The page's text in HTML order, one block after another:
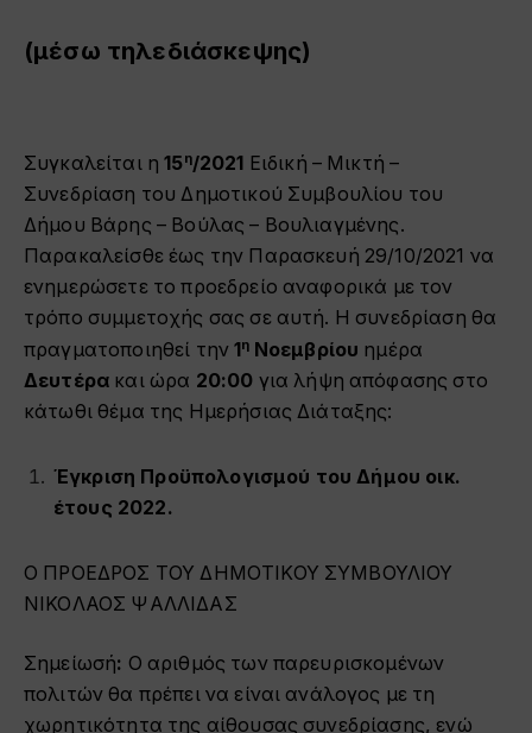
(μέσω τηλεδιάσκεψης)
Συγκαλείται η15η/2021 Ειδική – Μικτή –
Συνεδρίαση του Δημοτικού Συμβουλίου του
Δήμου Βάρης – Βούλας – Βουλιαγμένης.
Παρακαλείσθε έως την Παρασκευή 29/10/2021 να
ενημερώσετε το προεδρείο αναφορικά με τον
τρόπο συμμετοχής σας σε αυτή. Η συνεδρίαση θα
πραγματοποιηθεί την1 η Νοεμβρίου ημέρα
Δευτέρα και ώρα 20:00 για λήψη απόφασης στο
κάτωθι θέμα της Ημερήσιας Διάταξης:
Έγκριση Προϋπολογισμού του Δήμου οικ.
έτους 2022.
O ΠΡΟΕΔΡΟΣ ΤΟΥ ΔΗΜΟΤΙΚΟΥ ΣΥΜΒΟΥΛΙΟΥ
NIKOΛΑΟΣ ΨΑΛΛΙΔΑΣ
Σημείωσή: Ο αριθμός των παρευρισκομένων
πολιτών θα πρέπει να είναι ανάλογος με τη
χωρητικότητα της αίθουσας συνεδρίασης, ενώ